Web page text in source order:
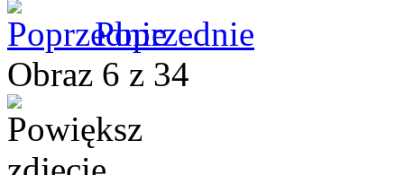
Poprzednie
Obraz 6 z 34